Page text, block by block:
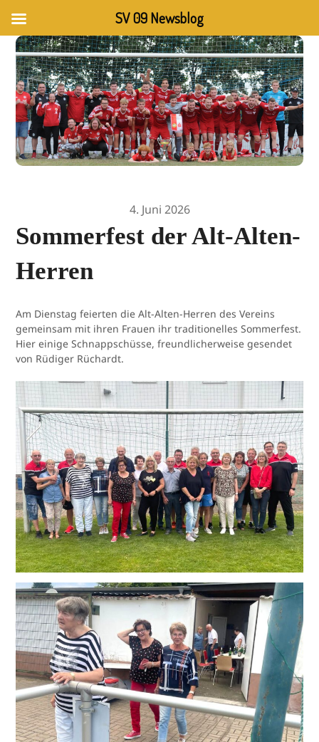
4. Juni 2026
Sommerfest der Alt-Alten-
Herren
Am Dienstag feierten die Alt-Alten-Herren des Vereins
gemeinsam mit ihren Frauen ihr traditionelles Sommerfest.
Hier einige Schnappschüsse, freundlicherweise gesendet
von Rüdiger Rüchardt.
SV 09 Newsblog